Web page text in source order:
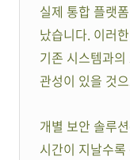
실제 통합 플랫
났습니다. 이러
기존 시스템과
관성이 있을 것
개별 보안 솔루
시간이 지날수